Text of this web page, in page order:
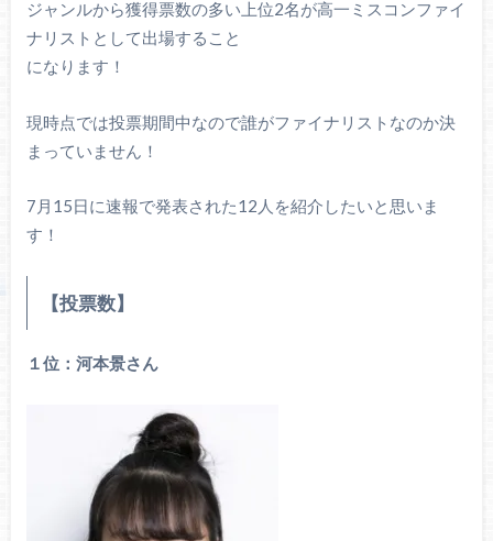
ジャンルから獲得票数の多い上位2名が高一ミスコンファイ
ナリストとして出場すること
になります！
現時点では投票期間中なので誰がファイナリストなのか決
まっていません！
7月15日に速報で発表された12人を紹介したいと思いま
す！
【投票数】
１位：河本景さん